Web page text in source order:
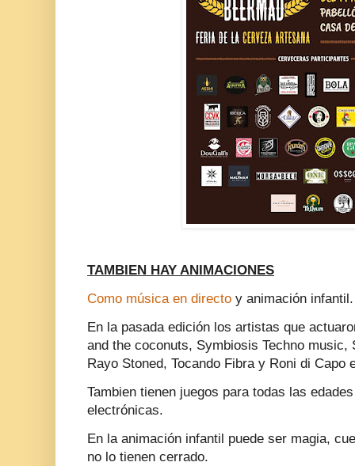
TAMBIEN HAY ANIMACIONES
Como música en directo y animación infantil.
En la pasada edición los artistas que
and the coconuts, Symbiosis Techno music,
Rayo Stoned, Tocando Fibra y Roni di Capo
Tambien tienen juegos para todas las
electrónicas.
En la animación infantil puede ser magia,
no lo tienen cerrado.